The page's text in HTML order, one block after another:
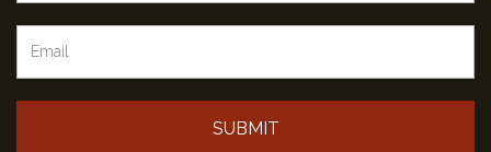
SUBMIT